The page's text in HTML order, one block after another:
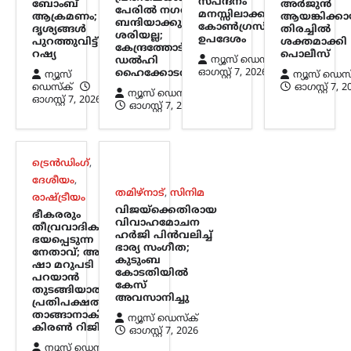
രംഗത്തെത്തി. അമിത്…
തമിഴ്നാട്,സിനിമ
വിജയ്‌ക്കെതിരായ
വിവാഹമോചന ഹർജി
പിൻവലിച്ച് ഭാര്യ സംഗീത;
കുടുംബ കോടതിയിൽ
വെട്രി കഴകം അധ്യക്ഷൻ
വിജയ്‌ക്കെതിരെ ഭാര്യ സംഗീത
സമർപ്പിച്ചിരുന്ന വിവാഹമോചന
ഹർജിയും താമസാവകാശ ഹർജിയും
പിൻവലിച്ചു. ചെങ്കൽപ്പേട്ട് ജില്ലാ കുടുംബ
കോടതിയിലാണ്…
കേരളം,തിരുവനന്തപുരം
കേന്ദ്രത്തിന്റെ എഥനോൾ-
പെട്രോൾ
ബോംബ്
ആക്രമണം;
ദൃശ്യങ്ങൾ
പുറത്തുവിട്ട്
റഷ്യ
ന്യൂസ്
ഡെസ്ക്
ഓഗസ്റ്റ്‌ 7, 2026
പേരിൽ നഗരത്തെ
ബന്ദിയാക്കുന്നത്
ശരിയല്ല;
കേന്ദ്രത്തോട്
ഡൽഹി
ഹൈക്കോടതി
ന്യൂസ് ഡെസ്ക്
ഓഗസ്റ്റ്‌ 7, 2026
മനസ്സിലാക്കണമെന്ന്
കോൺഗ്രസിന്
ഉപദേശം
ന്യൂസ് ഡെസ്ക്
ഓഗസ്റ്റ്‌ 7, 2026
അർജുൻ
തിരച്ചിൽ
ശക്തമാക്കി
പൊലീസ്
ന്യൂസ്
ഓഗസ്റ്റ്‌ 7,
ട്രെൻഡിംഗ്,
ദേശീയം,
രാഷ്ട്രീയം
ഭീകരരും
തീവ്രവാദികളും
ഭയപ്പെടുന്ന
നേതാവ്; അമിത്
ഷാ മറുപടി
പറയാൻ
തുടങ്ങിയാൽ
പ്രതിപക്ഷത്തിന്
താങ്ങാനാകില്ല:
കിരൺ റിജിജു
ന്യൂസ് ഡെസ്ക്
തമിഴ്നാട്, സിനിമ
വിജയ്‌ക്കെതിരായ
വിവാഹമോചന
ഹർജി പിൻവലിച്ച്
ഭാര്യ സംഗീത;
കുടുംബ
കോടതിയിൽ
കേസ്
അവസാനിച്ചു
ന്യൂസ് ഡെസ്ക്
ഓഗസ്റ്റ്‌ 7, 2026